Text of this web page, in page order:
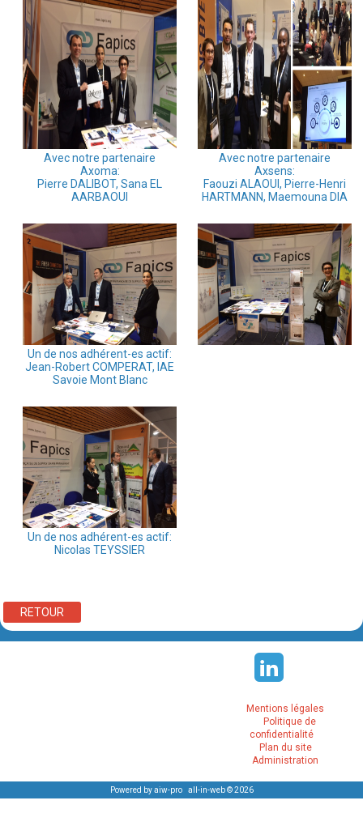
Avec notre partenaire
Axoma:
Pierre DALIBOT, Sana EL
AARBAOUI
Avec notre partenaire
Axsens:
Faouzi ALAOUI, Pierre-Henri
HARTMANN, Maemouna DIA
Un de nos adhérent-es actif:
Jean-Robert COMPERAT, IAE
Savoie Mont Blanc
Un de nos adhérent-es actif:
Nicolas TEYSSIER
RETOUR
Mentions légales
Politique de
confidentialité
Plan du site
Administration
Powered by aiw-pro| all-in-web © 2026